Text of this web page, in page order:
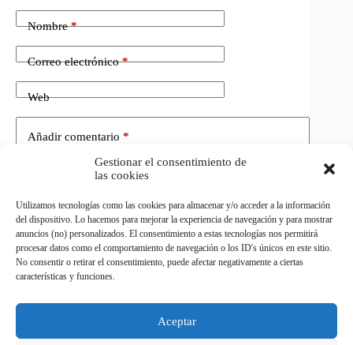
Gestionar el consentimiento de
las cookies
Utilizamos tecnologías como las cookies para almacenar y/o acceder a la información
del dispositivo. Lo hacemos para mejorar la experiencia de navegación y para mostrar
anuncios (no) personalizados. El consentimiento a estas tecnologías nos permitirá
procesar datos como el comportamiento de navegación o los ID's únicos en este sitio.
No consentir o retirar el consentimiento, puede afectar negativamente a ciertas
características y funciones.
Aceptar
Nombre*
Correo electrónico*
Web
Añadir comentario *
Publicar el comentario